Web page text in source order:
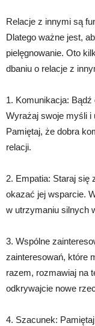
Relacje z innymi są
Dlatego ważne jest,
pielęgnowanie. Oto
dbaniu o relacje z
1. Komunikacja: Bądź
Wyrażaj swoje myśli i
Pamiętaj, że dobra
relacji.
2. Empatia: Staraj się
okazać jej wsparcie.
w utrzymaniu silnych
3. Wspólne
zainteresowań, które
razem, rozmawiaj na
odkrywajcie nowe
4. Szacunek: